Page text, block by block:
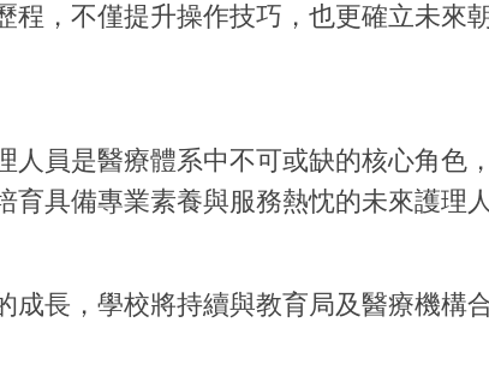
程，不僅提升操作技巧，也更確立未來
員是醫療體系中不可或缺的核心角色
具備專業素養與服務熱忱的未來護理人
成長，學校將持續與教育局及醫療機構